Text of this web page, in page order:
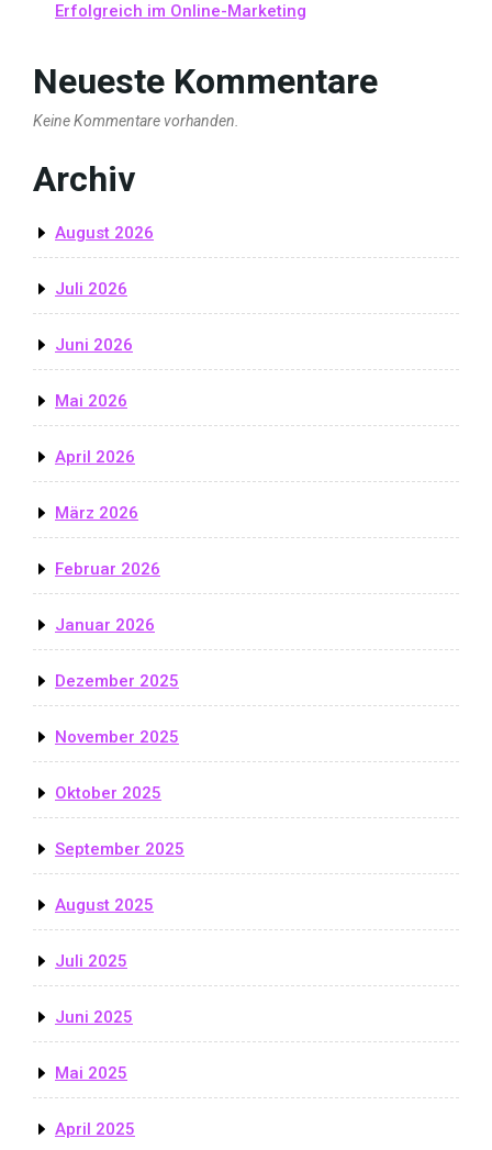
Erfolgreich im Online-Marketing
Neueste Kommentare
Keine Kommentare vorhanden.
Archiv
August 2026
Juli 2026
Juni 2026
Mai 2026
April 2026
März 2026
Februar 2026
Januar 2026
Dezember 2025
November 2025
Oktober 2025
September 2025
August 2025
Juli 2025
Juni 2025
Mai 2025
April 2025